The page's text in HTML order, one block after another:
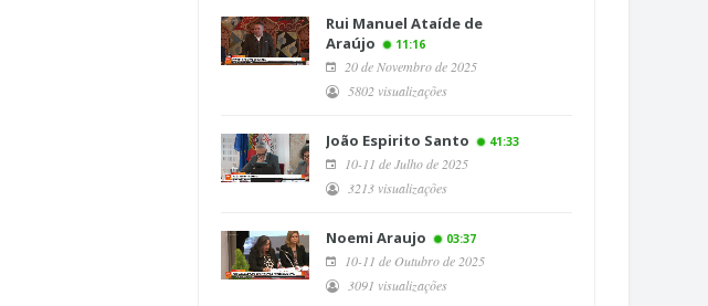
Rui Manuel Ataíde de
Araújo
11:16
20 de Novembro de 2025
5802 visualizações
João Espirito Santo 41:33
10-11 de Julho de 2025
3213 visualizações
Noemi Araujo 03:37
10-11 de Outubro de 2025
3091 visualizações